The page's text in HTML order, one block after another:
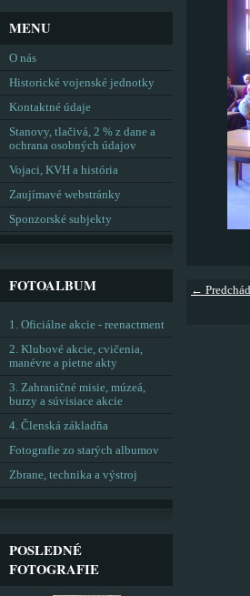
←
MENU
O nás
Historické vojenské jednotky
Kontaktné údaje
Stanovy, tlačivá, 2 % z dane a
ochrana osobných údajov
Vojaci, KVH a história
Zaujímavé webstránky
Sponzorské subjekty
FOTOALBUM
1. Oficiálne akcie - reenactment
2. Klubové akcie, cvičenia,
manévre a pietne akty
3. Zahraničné misie, múzeá,
burzy a súvisiace akcie
4. Členská základňa
Fotografie zo starých albumov
Zbrane, technika a výstroj
POSLEDNÉ
FOTOGRAFIE